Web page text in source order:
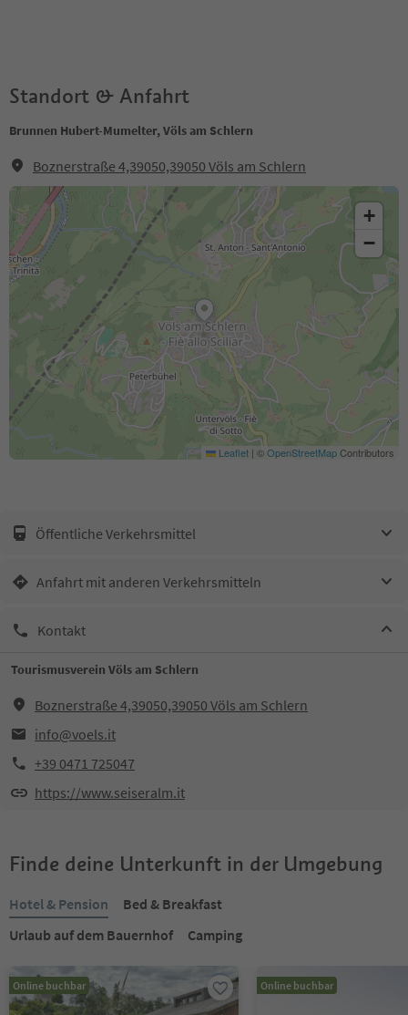
Standort & Anfahrt
Brunnen Hubert-Mumelter, Völs am Schlern
Boznerstraße 4,39050,39050 Völs am Schlern
+
−
Leaflet | ©OpenStreetMapContributors
Öffentliche Verkehrsmittel
Anfahrt mit anderen Verkehrsmitteln
Kontakt
Tourismusverein Völs am Schlern
Boznerstraße 4,39050,39050 Völs am Schlern
info@voels.it
+39 0471 725047
https://www.seiseralm.it
Finde deine Unterkunft in der Umgebung
Hotel & Pension
Bed & Breakfast
Urlaub auf dem Bauernhof
Camping
Online buchbar Online buchbar